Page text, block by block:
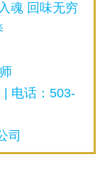
魂 回味无穷
| 电话：503-
司